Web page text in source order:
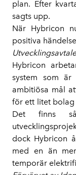
plan. Efter
sagts upp.
När Hybricon
positiva
Hybricon
system som är
ambitiösa mål
för ett litet bolag
Det finns
dock Hybricon
med en än
temporär